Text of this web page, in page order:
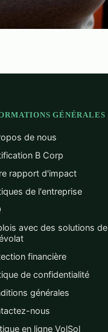
GÉNÉRALES
de nous
B Corp
rapport d'impact
de l'entreprise
avec des solutions de
financière
de confidentialité
générales
nous
en ligne VolSol